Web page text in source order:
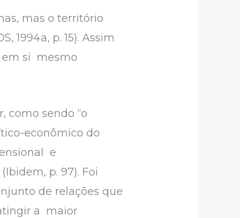
mas o território
1994a, p. 15). Assim
em si mesmo
como sendo “o
econômico do
e
p. 97). Foi
de relações que
a maior